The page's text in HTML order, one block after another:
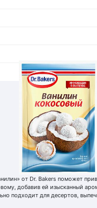
от Dr. Bakers поможет
добавив ей изысканный
подходит для десертов,